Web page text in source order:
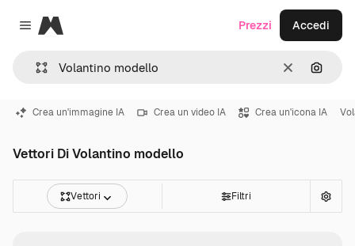
Close menu
Magnific
CancellaCerca
Prezzi Accedi
Crea un'immagine IA Crea un video IA Crea un'icona IA
Vettori Di Volantino modello
Vettori Filtri